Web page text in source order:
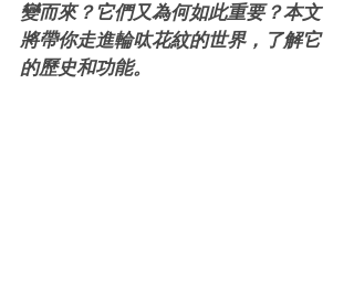
變而來？它們又為何如此重要？本文
將帶你走進輪呔花紋的世界，了解它
的歷史和功能。